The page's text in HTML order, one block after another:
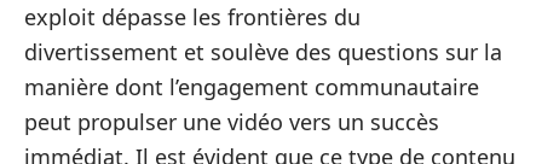
exploit dépasse les frontières du
divertissement et soulève des questions sur la
manière dont l’engagement communautaire
peut propulser une vidéo vers un succès
immédiat. Il est évident que ce type de contenu